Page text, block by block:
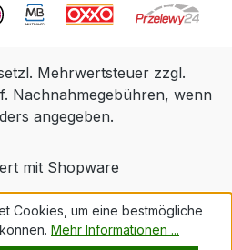
Mehrwertsteuer zzgl.
Nachnahmegebühren, wenn
angegeben.
mit Shopware
Cookies, um eine bestmögliche
Mehr Informationen ...